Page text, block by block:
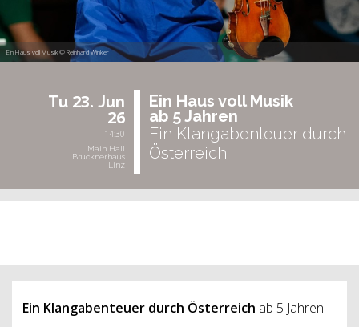
Ein Haus voll Musik © Reinhard Winkler
Tu 23. Jun
26
14:30
Main Hall
Brucknerhaus
Linz
Ein Haus voll Musik
ab 5 Jah­ren
Ein Klangabenteuer durch
Österreich
Ein Klangabenteuer durch Österreich ab 5 Jahren